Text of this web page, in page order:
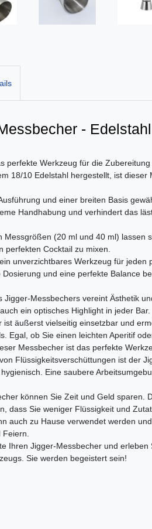
-
perfekte Werkzeug für die
18/10 Edelstahl hergestellt, ist dieser
und einer breiten Basis
Handhabung und verhindert das
Messgrößen (20 ml und 40 ml) lassen
perfekten Cocktail zu mixen.
unverzichtbares Werkzeug für jeden
und eine perfekte Balance
Jigger-Messbechers vereint Ästhetik
ein optisches Highlight in jeder Bar.
ist äußerst vielseitig einsetzbar und
Egal, ob Sie einen leichten Aperitif
Messbecher ist das perfekte
Flüssigkeitsverschüttungen ist der
Eine saubere
können Sie Zeit und Geld sparen.
dass Sie weniger Flüssigkeit und
auch zu Hause verwendet werden
Ihren Jigger-Messbecher und erleben
Sie werden begeistert sein!